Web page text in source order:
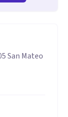
San Mateo